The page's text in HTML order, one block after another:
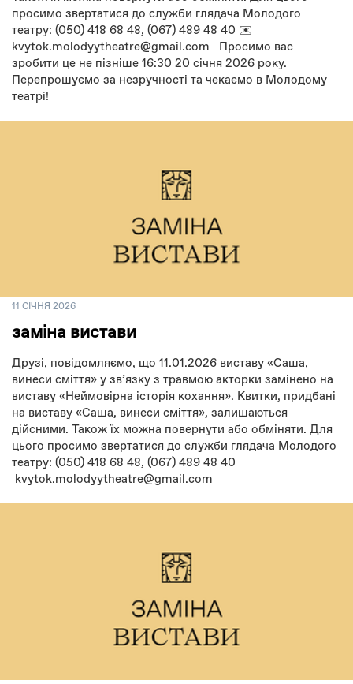
просимо звертатися до служби глядача Молодого
театру: (050) 418 68 48, (067) 489 48 40 ✉️
kvytok.molodyytheatre@gmail.com Просимо вас
зробити це не пізніше 16:30 20 січня 2026 року.
Перепрошуємо за незручності та чекаємо в Молодому
театрі!
11 СІЧНЯ 2026
заміна вистави
Друзі, повідомляємо, що 11.01.2026 виставу «Саша,
винеси сміття» у зв’язку з травмою акторки замінено на
виставу «Неймовірна історія кохання». Квитки, придбані
на виставу «Саша, винеси сміття», залишаються
дійсними. Також їх можна повернути або обміняти. Для
цього просимо звертатися до служби глядача Молодого
театру: (050) 418 68 48, (067) 489 48 40
kvytok.molodyytheatre@gmail.com